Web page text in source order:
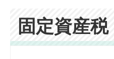
固定資産